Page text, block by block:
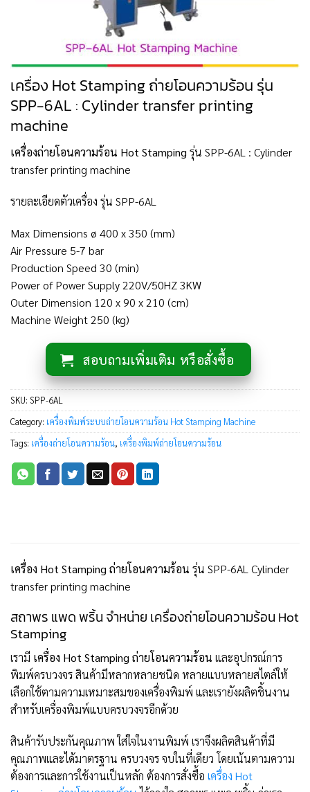
เครื่อง Hot Stamping ถ่ายโอนความร้อน รุ่น
SPP-6AL : Cylinder transfer printing
machine
เครื่องถ่ายโอนความร้อน Hot Stamping รุ่น SPP-6AL : Cylinder
transfer printing machine
รายละเอียดตัวเครื่อง รุ่น SPP-6AL
Max Dimensions ø 400 x 350 (mm)
Air Pressure 5-7 bar
Production Speed 30 (min)
Power of Power Supply 220V/50HZ 3KW
Outer Dimension 120 x 90 x 210 (cm)
Machine Weight 250 (kg)
สอบถามเพิ่มเติม หรือสั่งซื้อ
SKU: SPP-6AL
Category: เครื่องพิมพ์ระบบถ่ายโอนความร้อน Hot Stamping Machine
Tags: เครื่องถ่ายโอนความร้อน, เครื่องพิมพ์ถ่ายโอนความร้อน
เครื่อง Hot Stamping ถ่ายโอนความร้อน รุ่น SPP-6AL Cylinder
transfer printing machine
สถาพร แพด พริ้น จำหน่าย เครื่องถ่ายโอนความร้อน Hot
Stamping
เรามี เครื่อง Hot Stamping ถ่ายโอนความร้อน และอุปกรณ์การ
พิมพ์ครบวงจร สินค้ามีหลากหลายชนิด หลายแบบหลายสไตล์ให้
เลือกใช้ตามความเหมาะสมของเครื่องพิมพ์ และเรายังผลิตชิ้นงาน
สำหรับเครื่องพิมพ์แบบครบวงจรอีกด้วย
สินค้ารับประกันคุณภาพ ใส่ใจในงานพิมพ์ เราจึงผลิตสินค้าที่มี
คุณภาพและได้มาตรฐาน ครบวงจร จบในที่เดียว โดยเน้นตามความ
ต้องการและการใช้งานเป็นหลัก ต้องการสั่งซื้อ เครื่อง Hot